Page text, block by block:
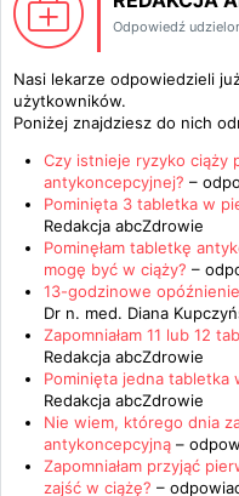
Odpowiedź
Nasi lekarze odpowiedzieli
użytkowników.
Poniżej znajdziesz do nich
Czy istnieje ryzyko ciąży
antykoncepcyjnej? –
Pominięta 3 tabletka w
Redakcja abcZdrowie
Pominęłam tabletkę
mogę być w ciąży? –
13-godzinowe
Dr n. med. Diana
Zapomniałam 11 lub 12
Redakcja abcZdrowie
Pominięta jedna
Redakcja abcZdrowie
Nie wiem, którego dnia
antykoncepcyjną –
Zapomniałam przyjąć
zajść w ciążę? –